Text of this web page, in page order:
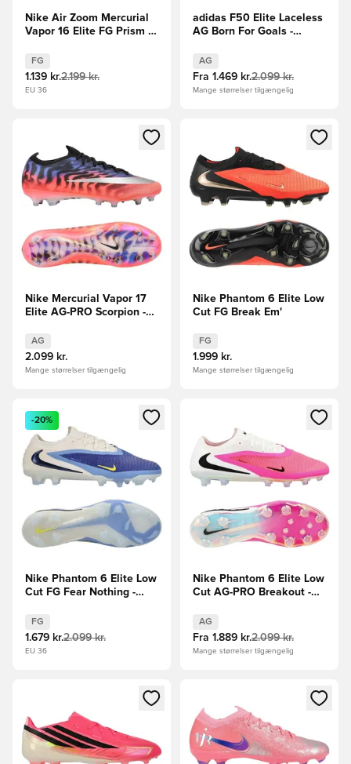
Nike Air Zoom Mercurial
Vapor 16 Elite FG Prism -
FG
1.139 kr.2.199 kr.
EU 36
adidas F50 Elite Laceless
AG Born For Goals -
AG
Fra 1.469 kr.2.099 kr.
Mange størrelser tilgængelig
Åbner en Modal til at logge ind eller tilmelde dig som
Nike Mercurial Vapor 17
Elite AG-PRO Scorpion -
EDITION
AG
2.099 kr.
Mange størrelser tilgængelig
Åbner en Modal til at logge
Nike Phantom 6 Elite Low
Cut FG Break Em'
FG
1.999 kr.
Mange størrelser tilgængelig
Åbner en Modal til at logge ind eller tilmelde dig som
-20%
Nike Phantom 6 Elite Low
Cut FG Fear Nothing -
FG
1.679 kr.2.099 kr.
EU 36
Åbner en Modal til at logge
Nike Phantom 6 Elite Low
Cut AG-PRO Breakout -
AG
Fra 1.889 kr.2.099 kr.
Mange størrelser tilgængelig
Åbner en Modal til at logge ind eller tilmelde dig som
Åbner en Modal til at logge